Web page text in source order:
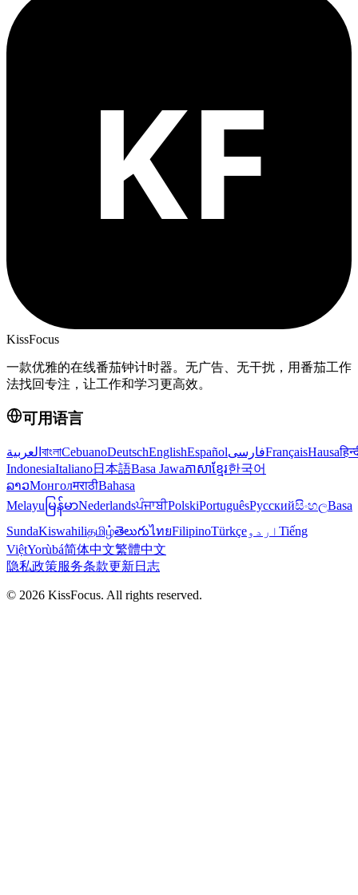
KissFocus
一款优雅的在线番茄钟计时器。无广告、无干扰，用番茄工作
法找回专注，让工作和学习更高效。
可用语言
العربية বাংলাCebuanoDeutschEnglishEspañolفارسیFrançaisHausa
IndonesiaItaliano日本語Basa Jawaភាសាខ្មែរ한국어
ລາວМонголमराठीBahasa
Melayu မြန်မာNederlandsਪੰਜਾਬੀPolskiPortuguêsРусскийසිංහලBasa
SundaKiswahiliதமிழ்తెలుగుไทยFilipinoTürkçeاردو Tiếng
ViệtYorùbá简体中文繁體中文
隐私政策服务条款更新日志
© 2026 KissFocus. All rights reserved.